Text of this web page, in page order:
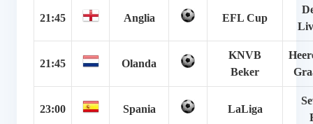
21:45 Anglia EFL Cup
21:45 Olanda
KNVB
Beker
23:00 Spania LaLiga